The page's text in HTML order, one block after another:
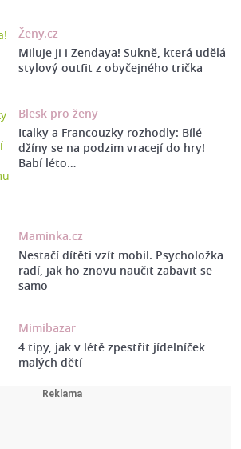
Ženy.cz
Miluje ji i Zendaya! Sukně, která udělá
stylový outfit z obyčejného trička
Blesk pro ženy
Italky a Francouzky rozhodly: Bílé
džíny se na podzim vracejí do hry!
Babí léto…
Maminka.cz
Nestačí dítěti vzít mobil. Psycholožka
radí, jak ho znovu naučit zabavit se
samo
Mimibazar
4 tipy, jak v létě zpestřit jídelníček
malých dětí